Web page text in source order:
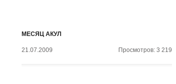
МЕСЯЦ АКУЛ
21.07.2009 Просмотров: 3 219